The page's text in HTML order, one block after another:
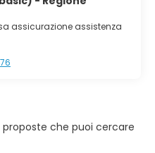
assicurazione assistenza
che puoi cercare